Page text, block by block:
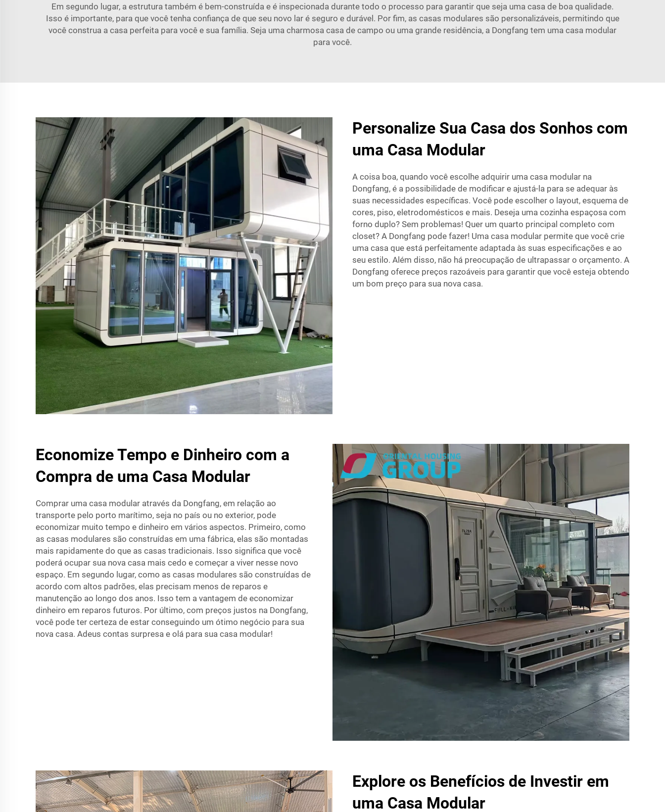
Em segundo lugar, a estrutura também é bem-construída e é inspecionada durante todo o processo para garantir que seja uma casa de boa qualidade.
Isso é importante, para que você tenha confiança de que seu novo lar é seguro e durável. Por fim, as casas modulares são personalizáveis, permitindo que
você construa a casa perfeita para você e sua família. Seja uma charmosa casa de campo ou uma grande residência, a Dongfang tem uma casa modular
para você.
Personalize Sua Casa dos Sonhos com
uma Casa Modular
A coisa boa, quando você escolhe adquirir uma casa modular na
Dongfang, é a possibilidade de modificar e ajustá-la para se adequar às
suas necessidades específicas. Você pode escolher o layout, esquema de
cores, piso, eletrodomésticos e mais. Deseja uma cozinha espaçosa com
forno duplo? Sem problemas! Quer um quarto principal completo com
closet? A Dongfang pode fazer! Uma casa modular permite que você crie
uma casa que está perfeitamente adaptada às suas especificações e ao
seu estilo. Além disso, não há preocupação de ultrapassar o orçamento. A
Dongfang oferece preços razoáveis para garantir que você esteja obtendo
um bom preço para sua nova casa.
Economize Tempo e Dinheiro com a
Compra de uma Casa Modular
Comprar uma casa modular através da Dongfang, em relação ao
transporte pelo porto marítimo, seja no país ou no exterior, pode
economizar muito tempo e dinheiro em vários aspectos. Primeiro, como
as casas modulares são construídas em uma fábrica, elas são montadas
mais rapidamente do que as casas tradicionais. Isso significa que você
poderá ocupar sua nova casa mais cedo e começar a viver nesse novo
espaço. Em segundo lugar, como as casas modulares são construídas de
acordo com altos padrões, elas precisam menos de reparos e
manutenção ao longo dos anos. Isso tem a vantagem de economizar
dinheiro em reparos futuros. Por último, com preços justos na Dongfang,
você pode ter certeza de estar conseguindo um ótimo negócio para sua
nova casa. Adeus contas surpresa e olá para sua casa modular!
Explore os Benefícios de Investir em
uma Casa Modular